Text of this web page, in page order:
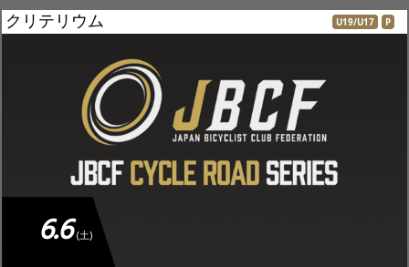
クリテリウム U19/U17 P
6.6 (土)